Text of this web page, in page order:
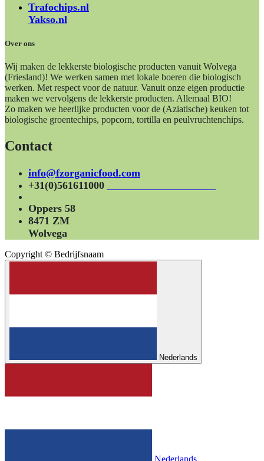
Trafochips.nl
Yakso.nl
Over ons
Wij maken de lekkerste biologische producten vanuit Wolvega
(Friesland)! We werken samen met lokale boeren die biologisch
werken. Met respect voor de natuur. Vanuit onze eigen productie
maken we vervolgens de lekkerste producten. Allemaal BIO!
Zo maken we heerlijke producten voor de (Aziatische) keuken tot
biologische groentechips, popcorn, tortilla en peulvruchtenchips.
Contact
info@fzorganicfood.com
+31(0)561611000
Oppers 58
8471 ZM
Wolvega
Copyright © Bedrijfsnaam
Nederlands